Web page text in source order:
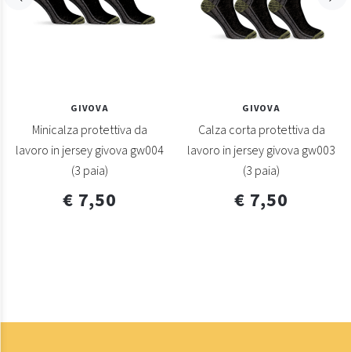
GIVOVA
Minicalza protettiva da
lavoro in jersey givova gw004
(3 paia)
€ 7,50
GIVOVA
Calza corta protettiva da
lavoro in jersey givova gw003
(3 paia)
€ 7,50